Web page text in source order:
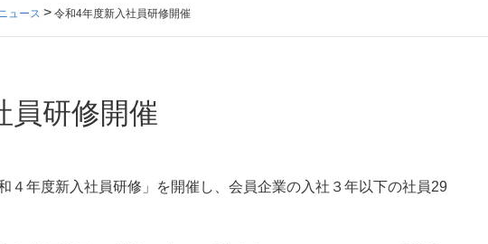
ュース 令和4年度新入社員研修開催
員研修開催
４年度新入社員研修」を開催し、会員企業の入社３年以下の社員29